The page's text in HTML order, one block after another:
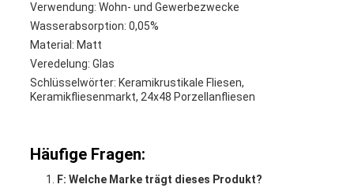
Verwendung: Wohn- und Gewerbezwecke
Wasserabsorption: 0,05%
Material: Matt
Veredelung: Glas
Schlüsselwörter: Keramikrustikale Fliesen,
Keramikfliesenmarkt, 24x48 Porzellanfliesen
Häufige Fragen:
F: Welche Marke trägt dieses Produkt?